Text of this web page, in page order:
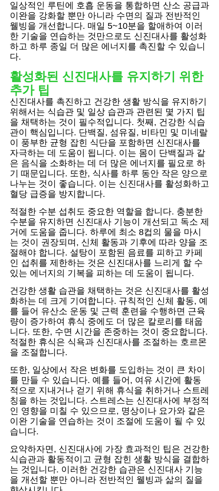
일상적인 루틴에 호흡 운동을 통합하면 산소 공급과
이완을 강화할 뿐만 아니라 수면의 질과 전반적인
웰빙을 개선합니다. 매일 5~10분을 할애하여 이러
한 기술을 연습하는 것만으로도 신진대사를 활성화
하고 하루 종일 더 많은 에너지를 촉진할 수 있습니
다.
활성화된 신진대사를 유지하기 위한
추가 팁
신진대사를 촉진하고 건강한 생활 방식을 유지하기
위해서는 식습관 및 일상 습관과 관련된 몇 가지 팁
을 채택하는 것이 필수적입니다. 첫째, 건강한 식습
관이 핵심입니다. 단백질, 섬유질, 비타민 및 미네랄
이 풍부한 균형 잡힌 식단을 포함하면 신진대사를
자극하는 데 도움이 됩니다. 이는 몸이 단백질과 같
은 음식을 소화하는 데 더 많은 에너지를 필요로 하
기 때문입니다. 또한, 식사를 하루 동안 작은 양으로
나누는 것이 좋습니다. 이는 신진대사를 활성화하고
혈당 급증을 방지합니다.
적절한 수분 섭취도 중요한 역할을 합니다. 충분한
수분을 유지하면 신진대사 기능이 개선되고 독소 제
거에 도움을 줍니다. 하루에 최소 8컵의 물을 마시
는 것이 권장되며, 신체 활동과 기후에 따라 양을 조
절해야 합니다. 설탕이 포함된 음료를 피하고 카페
인 섭취를 제한하는 것은 신진대사를 느리게 할 수
있는 에너지의 기복을 피하는 데 도움이 됩니다.
건강한 생활 습관을 채택하는 것은 신진대사를 활성
화하는 데 크게 기여합니다. 규칙적인 신체 활동, 예
를 들어 유산소 운동 및 근력 훈련을 수행하면 근육
량이 증가하여 휴식 중에도 더 많은 칼로리를 태웁
니다. 또한, 수면 시간을 존중하는 것이 중요합니다.
적절한 휴식은 식욕과 신진대사를 조절하는 호르몬
을 조절합니다.
또한, 일상에서 작은 변화를 도입하는 것이 큰 차이
를 만들 수 있습니다. 예를 들어, 여유 시간에 활동
적으로 지내거나 걷기 위해 휴식을 취하거나 스트레
칭을 하는 것입니다. 스트레스는 신진대사에 부정적
인 영향을 미칠 수 있으므로, 명상이나 요가와 같은
이완 기술을 연습하는 것이 조절에 도움이 될 수 있
습니다.
요약하자면, 신진대사에 가장 효과적인 팁은 건강한
식습관과 활동적이고 균형 잡힌 생활 방식을 결합하
는 것입니다. 이러한 건강한 습관은 신진대사 기능
을 개선할 뿐만 아니라 전반적인 웰빙과 삶의 질을